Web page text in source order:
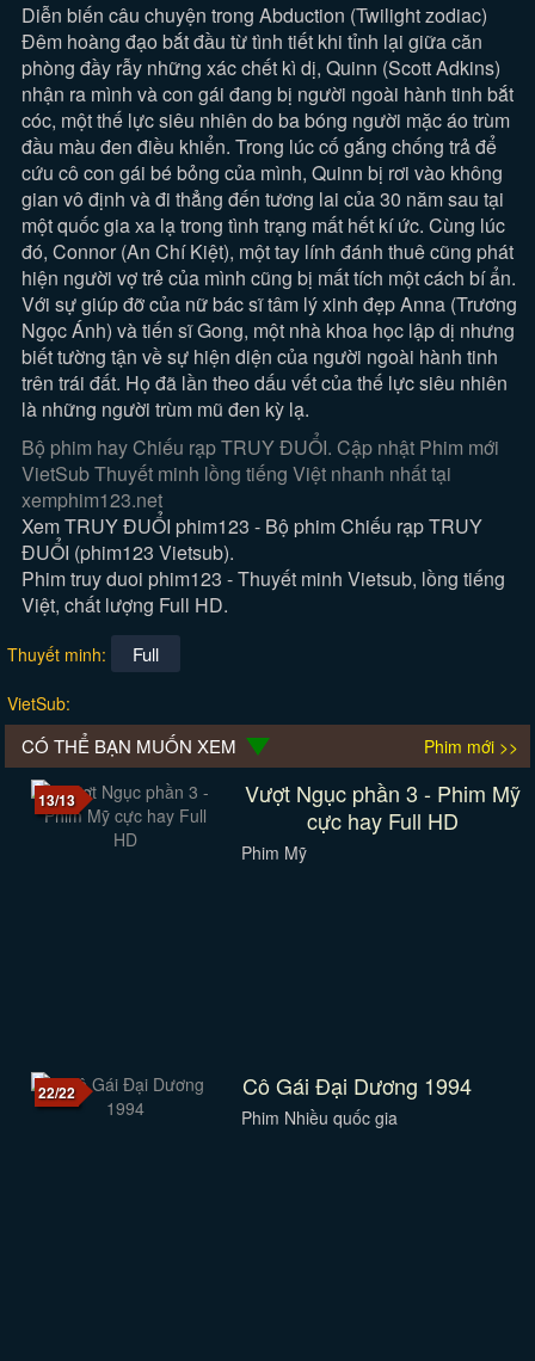
Diễn biến câu chuyện trong Abduction (Twilight zodiac)
Đêm hoàng đạo bắt đầu từ tình tiết khi tỉnh lại giữa căn
phòng đầy rẫy những xác chết kì dị, Quinn (Scott Adkins)
nhận ra mình và con gái đang bị người ngoài hành tinh bắt
cóc, một thế lực siêu nhiên do ba bóng người mặc áo trùm
đầu màu đen điều khiển. Trong lúc cố gắng chống trả để
cứu cô con gái bé bỏng của mình, Quinn bị rơi vào không
gian vô định và đi thẳng đến tương lai của 30 năm sau tại
một quốc gia xa lạ trong tình trạng mất hết kí ức. Cùng lúc
đó, Connor (An Chí Kiệt), một tay lính đánh thuê cũng phát
hiện người vợ trẻ của mình cũng bị mất tích một cách bí ẩn.
Với sự giúp đỡ của nữ bác sĩ tâm lý xinh đẹp Anna (Trương
Ngọc Ánh) và tiến sĩ Gong, một nhà khoa học lập dị nhưng
biết tường tận về sự hiện diện của người ngoài hành tinh
trên trái đất. Họ đã lần theo dấu vết của thế lực siêu nhiên
là những người trùm mũ đen kỳ lạ.
Bộ phim hay Chiếu rạp TRUY ĐUỔI. Cập nhật Phim mới
VietSub Thuyết minh lồng tiếng Việt nhanh nhất tại
xemphim123.net
Xem TRUY ĐUỔI phim123 - Bộ phim Chiếu rạp TRUY
ĐUỔI (phim123 Vietsub).
Phim truy duoi phim123 - Thuyết minh Vietsub, lồng tiếng
Việt, chất lượng Full HD.
Thuyết minh: Full
VietSub:
CÓ THỂ BẠN MUỐN XEM Phim mới >>
13/13
Vượt Ngục phần 3 - Phim Mỹ
cực hay Full HD
Phim Mỹ
22/22 Cô Gái Đại Dương 1994
Phim Nhiều quốc gia